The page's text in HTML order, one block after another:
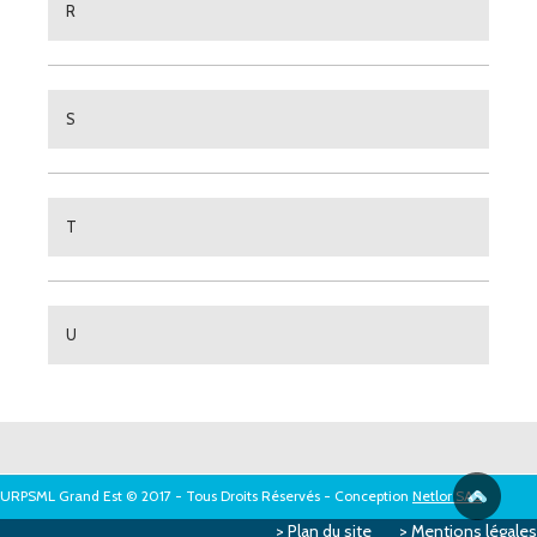
R
S
T
U
URPSML Grand Est © 2017 - Tous Droits Réservés - Conception Netlor SAS
Plan du site Mentions légales